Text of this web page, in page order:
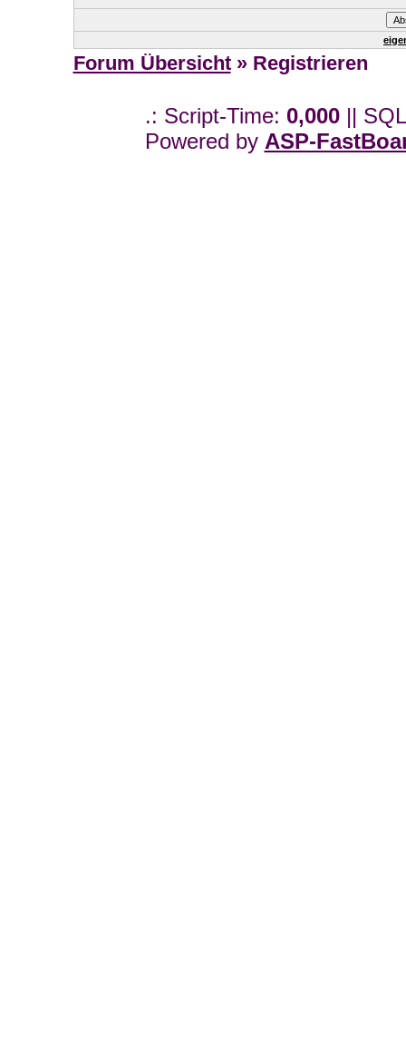
Forum Übersicht» Registrieren
.: Script-Time: 0,000||
Powered by ASP-